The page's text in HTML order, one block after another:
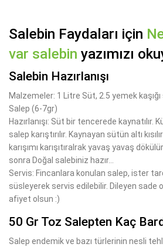
Salebin Faydaları için
var salebin yazımızı
Salebin Hazırlanışı
Malzemeler: 1 Litre Süt, 2.5 yemek kaşığı
Salep (6-7gr)
Hazırlanışı: Süt bir tencerede kaynatılır.
salep karıştırılır. Kaynayan sütün altı
karışımı karışıtıralrak yavaş yavaş
sonra Doğal salebiniz hazır...
Servis: Fincanlara konulan salep, ister
süsleyerek servis edilebilir. Dileyen sade
afiyet olsun :)
50 Gr Toz Salepten Kaç
Salep endemik ve bazı türlerinin nesli